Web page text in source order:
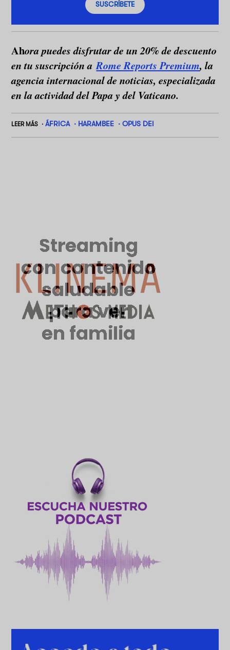
SUSCRÍBETE
Ahora puedes disfrutar de un 20% de descuento
en tu suscripción aRome Reports Premium, la
agencia internacional de noticias, especializada
en la actividad del Papa y del Vaticano.
LEER MÁS ÁFRICA HARAMBEE OPUS DEI